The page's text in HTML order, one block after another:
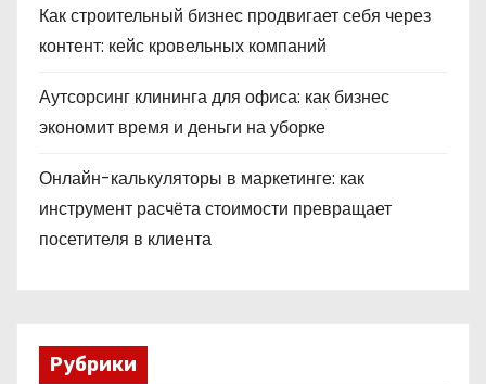
Как строительный бизнес продвигает себя через
контент: кейс кровельных компаний
Аутсорсинг клининга для офиса: как бизнес
экономит время и деньги на уборке
Онлайн-калькуляторы в маркетинге: как
инструмент расчёта стоимости превращает
посетителя в клиента
Рубрики